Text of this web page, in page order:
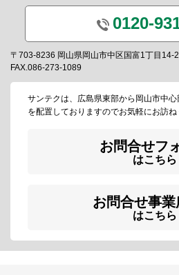
0120-
〒703-8236 岡山県岡山市中区国富1丁目14-
FAX.086-273-1089
サンテクは、広島県東部から岡山市中
を配置しておりますのでお気軽にお訪ね
お問合せフ
はこちら
お問合せ事
はこちら